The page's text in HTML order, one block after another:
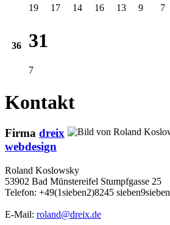
19 17 14 16 13 9 7
36 31
7
Kontakt
Firma dreix
webdesign
Roland Koslowsky
53902 Bad Münstereifel Stumpfgasse 25
Telefon: +49(1sieben2)8245 sieben9sieben
E-Mail: roland@dreix.de